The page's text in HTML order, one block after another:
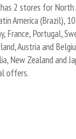
2 stores for North
America (Brazil),
France, Portugal,
Austria and
New Zealand and
offers.